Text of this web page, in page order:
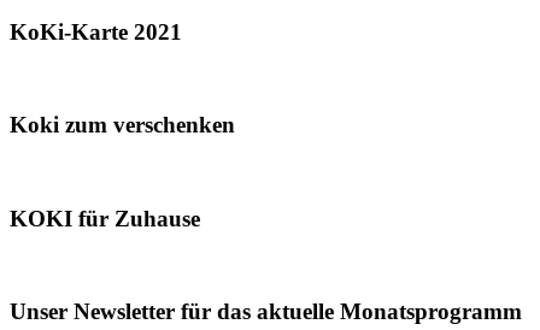
KoKi-Karte 2021
Koki zum verschenken
KOKI für Zuhause
Unser Newsletter für das aktuelle Monatsprogramm